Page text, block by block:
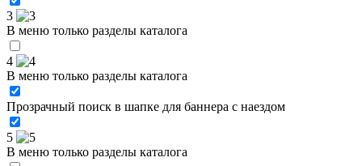
3
В меню только разделы каталога
4
В меню только разделы каталога
Прозрачный поиск в шапке для баннера с наездом
5
В меню только разделы каталога